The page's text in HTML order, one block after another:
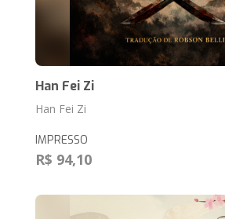
Han Fei Zi
Han Fei Zi
IMPRESSO
R$ 94,10